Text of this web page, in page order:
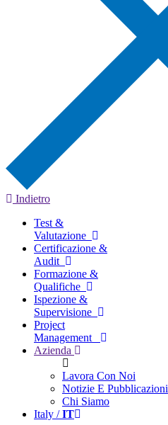
Indietro
Test &
Valutazione
Certificazione &
Audit
Formazione &
Qualifiche
Ispezione &
Supervisione
Project
Management
Azienda
Lavora Con Noi
Notizie E Pubblicazioni
Chi Siamo
Italy /IT